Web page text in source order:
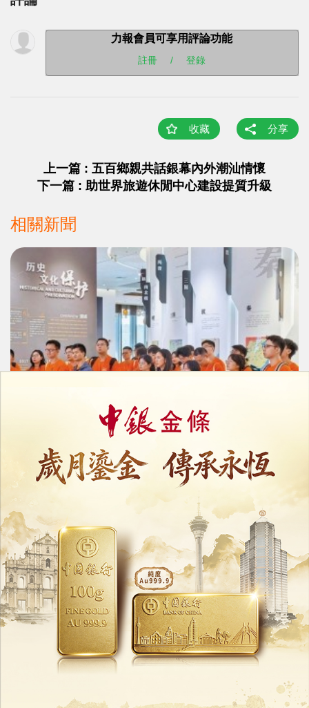
力報會員可享用評論功能
註冊 / 登錄
收藏 分享
上一篇 : 五百鄉親共話銀幕內外潮汕情懷
下一篇 : 助世界旅遊休閒中心建設提質升級
相關新聞
03/08/2026 30026
橫琴口岸7月客流破281萬人次